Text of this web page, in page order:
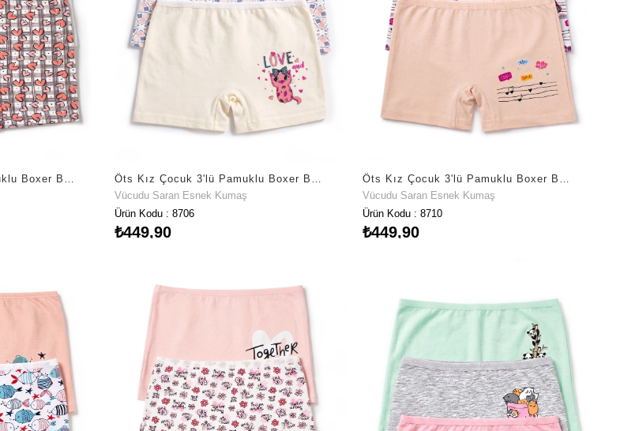
Vücudu Saran Esnek Kumaş
Ürün Kodu : 8706
₺449,90
Vücudu Saran Esnek Kumaş
Ürün Kodu : 8710
₺449,90